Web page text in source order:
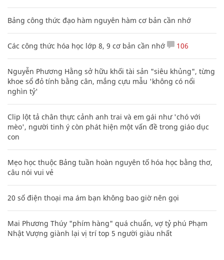
Bảng công thức đạo hàm nguyên hàm cơ bản cần nhớ
Các công thức hóa học lớp 8, 9 cơ bản cần nhớ 106
Nguyễn Phương Hằng sở hữu khối tài sản "siêu khủng", từng
khoe sổ đỏ tính bằng cân, mắng cựu mẫu 'không có nổi
nghìn tỷ'
Clip lột tả chân thực cảnh anh trai và em gái như 'chó với
mèo', người tinh ý còn phát hiện một vấn đề trong giáo dục
con
Mẹo học thuộc Bảng tuần hoàn nguyên tố hóa học bằng thơ,
câu nói vui vẻ
20 số điện thoại ma ám bạn không bao giờ nên gọi
Mai Phương Thúy "phím hàng" quá chuẩn, vợ tỷ phú Phạm
Nhật Vượng giành lại vị trí top 5 người giàu nhất